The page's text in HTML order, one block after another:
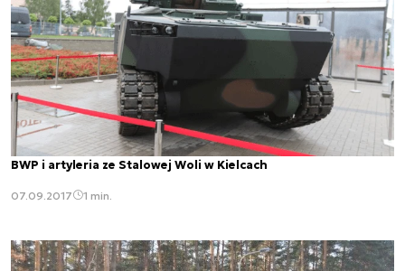
BWP i artyleria ze Stalowej Woli w Kielcach
07.09.2017 1 min.